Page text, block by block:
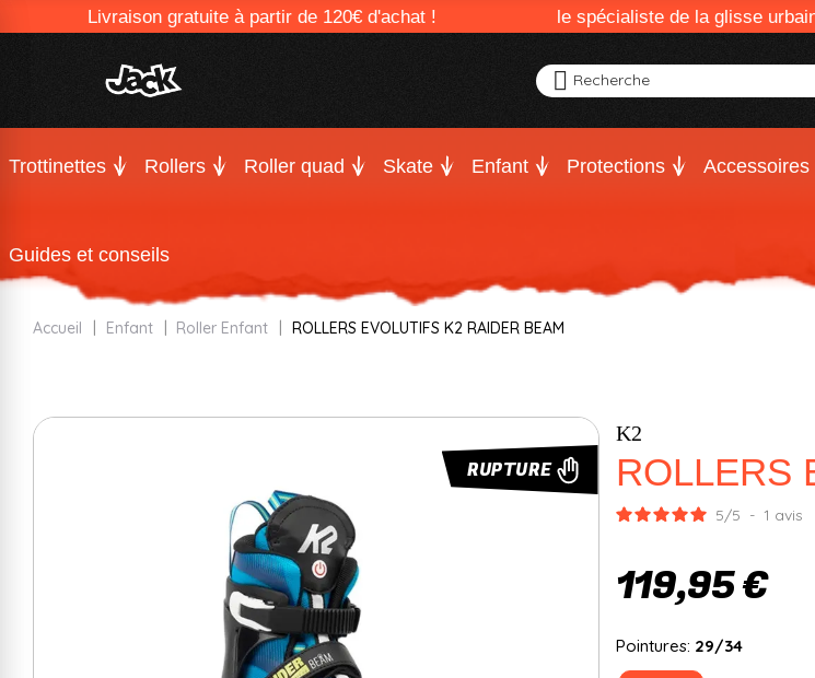
Livraison gratuite à partir de 120€ d'achat ! le spécialiste de la glisse
Recherche
Trottinettes Rollers Roller quad Skate Enfant Protections Accessoires
Guides et conseils
Accueil Enfant Roller Enfant ROLLERS EVOLUTIFS K2 RAIDER BEAM
RUPTURE
K2
ROLLERS
5/5 - 1 avis
119,95 €
Pointures: 29/34